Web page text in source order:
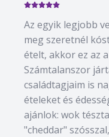
Az egyik legjobb
meg szeretnél
ételt, akkor ez az
Számtalanszor
családtagjaim is
ételeket és
ajánlok: wok
"cheddar"